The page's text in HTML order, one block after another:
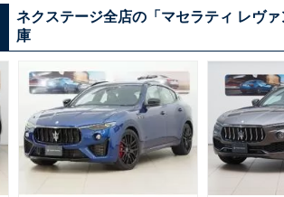
ネクステージ全店の「マセラティ レヴ
庫